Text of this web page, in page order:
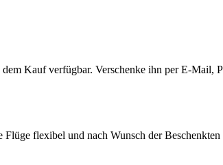
Kauf verfügbar. Verschenke ihn per E-Mail,
flexibel und nach Wunsch der Beschenkten